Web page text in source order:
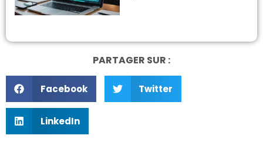
PARTAGER SUR :
Facebook Twitter
LinkedIn